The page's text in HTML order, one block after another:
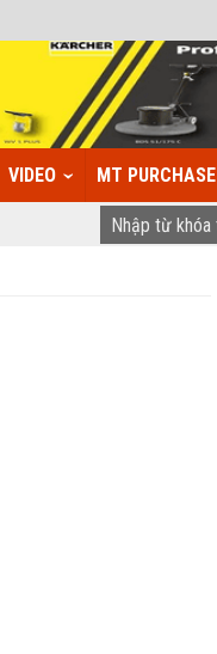
VIDEO MT PURCHASE